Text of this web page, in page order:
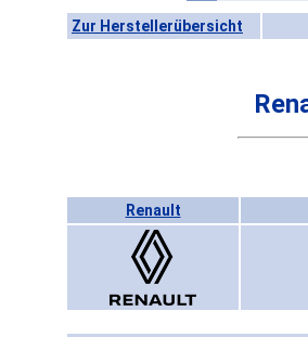
Zur Herstellerübersicht
Renault